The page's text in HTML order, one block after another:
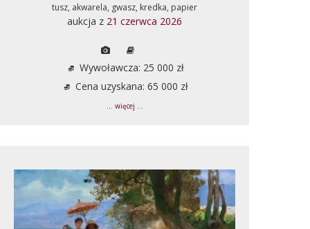
tusz, akwarela, gwasz, kredka, papier
aukcja z 21 czerwca 2026
Wywoławcza: 25 000 zł
Cena uzyskana: 65 000 zł
... więcej ...